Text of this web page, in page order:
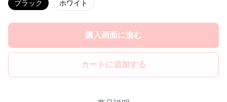
ブラック ホワイト
購入画面に進む
カートに追加する